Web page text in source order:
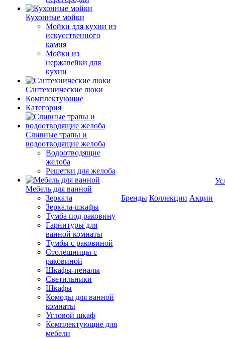
Кухонные мойки
Мойки для кухни из
искусственного
камня
Мойки из
нержавейки для
кухни
Сантехнические люки
Комплектующие
Категория
Cливные трапы и
водоотводящие желоба
Водоотводящие
желоба
Решетки для желоба
Мебель для ванной
Зеркала
Зеркала-шкафы
Тумба под раковину
Гарнитуры для
ванной комнаты
Тумбы с раковиной
Столешницы с
раковиной
Шкафы-пеналы
Светильники
Шкафы
Комоды для ванной
комнаты
Угловой шкаф
Комплектующие для
мебели
Бренды Коллекции Акции